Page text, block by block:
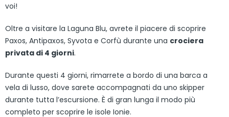
voi!
Oltre a visitare la Laguna Blu, avrete il piacere di scoprire
Paxos, Antipaxos, Syvota e Corfù durante una crociera
privata di 4 giorni.
Durante questi 4 giorni, rimarrete a bordo di una barca a
vela di lusso, dove sarete accompagnati da uno skipper
durante tutta l’escursione. È di gran lunga il modo più
completo per scoprire le isole Ionie.